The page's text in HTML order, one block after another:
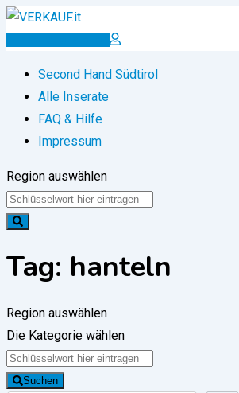
Zum
Inserat erstellen
Second Hand Südtirol
Alle Inserate
FAQ & Hilfe
Impressum
Region auswählen
Tag: hanteln
Region auswählen
Die Kategorie wählen
Suchen